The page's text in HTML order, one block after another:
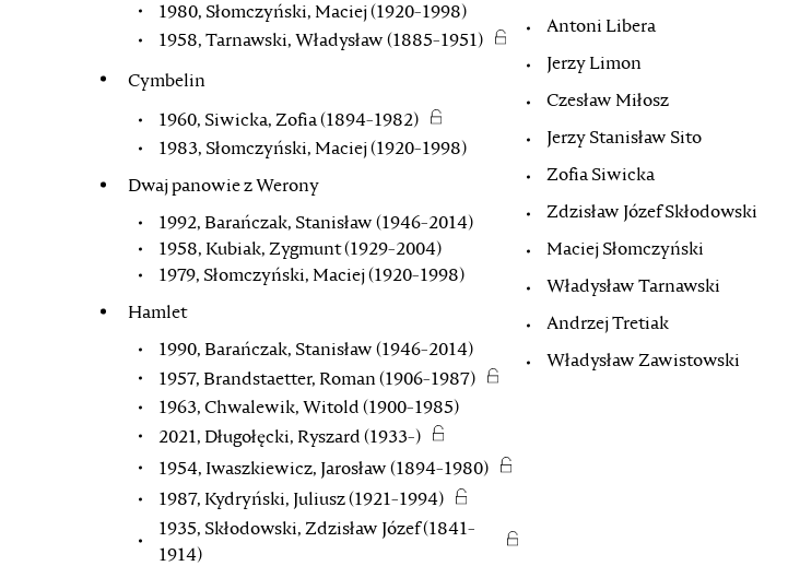
1980, Słomczyński, Maciej (1920-1998)
1958, Tarnawski, Władysław (1885-1951)
Cymbelin
1960, Siwicka, Zofia (1894-1982)
1983, Słomczyński, Maciej (1920-1998)
Dwaj panowie z Werony
1992, Barańczak, Stanisław (1946-2014)
1958, Kubiak, Zygmunt (1929-2004)
1979, Słomczyński, Maciej (1920-1998)
Hamlet
1990, Barańczak, Stanisław (1946-2014)
1957, Brandstaetter, Roman (1906-1987)
1963, Chwalewik, Witold (1900-1985)
2021, Długołęcki, Ryszard (1933-)
1954, Iwaszkiewicz, Jarosław (1894-1980)
1987, Kydryński, Juliusz (1921-1994)
1935, Skłodowski, Zdzisław Józef (1841-
1914)
Antoni Libera
Jerzy Limon
Czesław Miłosz
Jerzy Stanisław Sito
Zofia Siwicka
Zdzisław Józef Skłodowski
Maciej Słomczyński
Władysław Tarnawski
Andrzej Tretiak
Władysław Zawistowski